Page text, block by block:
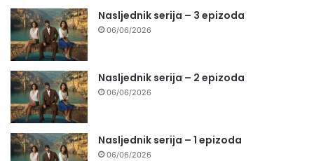
Nasljednik serija – 3 epizoda
06/06/2026
Nasljednik serija – 2 epizoda
06/06/2026
Nasljednik serija – 1 epizoda
06/06/2026